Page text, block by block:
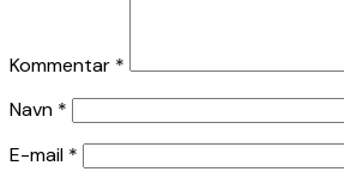
Kommentar *
Navn *
E-mail *